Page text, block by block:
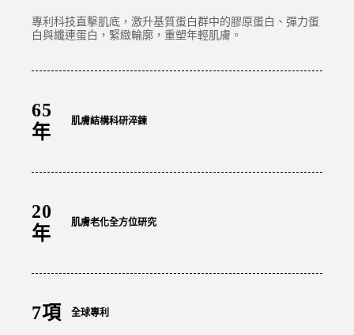
專利科技直擊肌底，激升基質蛋白群中的膠原蛋白、彈力蛋
白與纖連蛋白，緊緻輪廓，重塑年輕肌膚。
65
年
肌膚結構科研淬鍊
20
年
肌膚老化全方位研究
7項 全球專利